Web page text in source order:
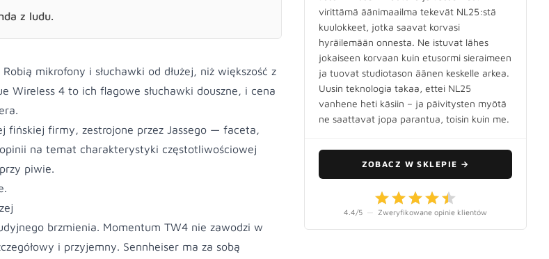
z ludu.
mikrofony i słuchawki od dłużej, niż większość z
Wireless 4 to ich flagowe słuchawki douszne, i cena
fińskiej firmy, zestrojone przez Jassego — faceta,
na temat charakterystyki częstotliwościowej
piwie.
brzmienia. Momentum TW4 nie zawodzi w
i przyjemny. Sennheiser ma za sobą
virittämä äänimaailma tekevät NL25:stä
kuulokkeet, jotka saavat korvasi
hyräilemään onnesta. Ne istuvat lähes
jokaiseen korvaan kuin etusormi sieraimeen
ja tuovat studiotason äänen keskelle arkea.
Uusin teknologia takaa, ettei NL25
vanhene heti käsiin – ja päivitysten myötä
ne saattavat jopa parantua, toisin kuin me.
ZOBACZ W SKLEPIE →
4.4/5 — Zweryfikowane opinie klientów